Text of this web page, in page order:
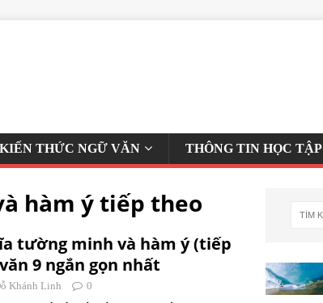
KIẾN THỨC NGỮ VĂN THÔNG TIN HỌC TẬP
hàm ý tiếp theo
tường minh và hàm ý (tiếp
9 ngắn gọn nhất
Khánh Linh 0